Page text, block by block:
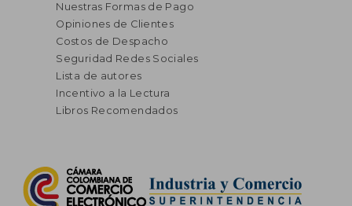
Nuestras Formas de Pago
Opiniones de Clientes
Costos de Despacho
Seguridad Redes Sociales
Lista de autores
Incentivo a la Lectura
Libros Recomendados